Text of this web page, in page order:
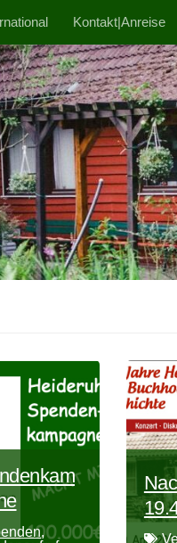
Kontakt|Anreise
,